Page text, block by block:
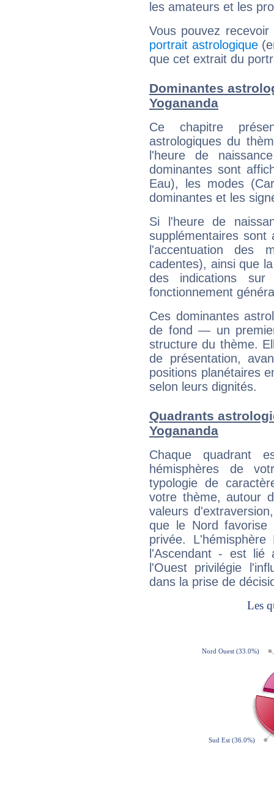
les amateurs et les
Vous pouvez
portrait astrologique
que cet extrait du
Dominantes
Yogananda
Ce chapitre
astrologiques du
l'heure de
dominantes sont
Eau), les modes
dominantes et les
Si l'heure de
supplémentaires sont
l'accentuation des
cadentes), ainsi que
des indications sur
fonctionnement
Ces dominantes
de fond — un
structure du thème.
de présentation,
positions planétaires
selon leurs dignités.
Quadrants
Yogananda
Chaque quadrant
hémisphères de
typologie de
votre thème, autour
valeurs
que le Nord favorise
privée.
l'Ascendant - est
l'Ouest privilégie
dans la prise de